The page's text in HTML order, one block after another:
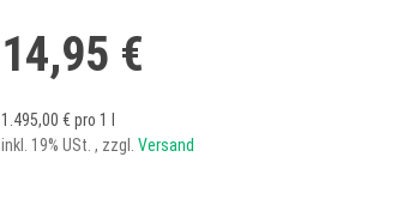
14,95 €
1.495,00 € pro 1 l
inkl. 19% USt. , zzgl. Versand